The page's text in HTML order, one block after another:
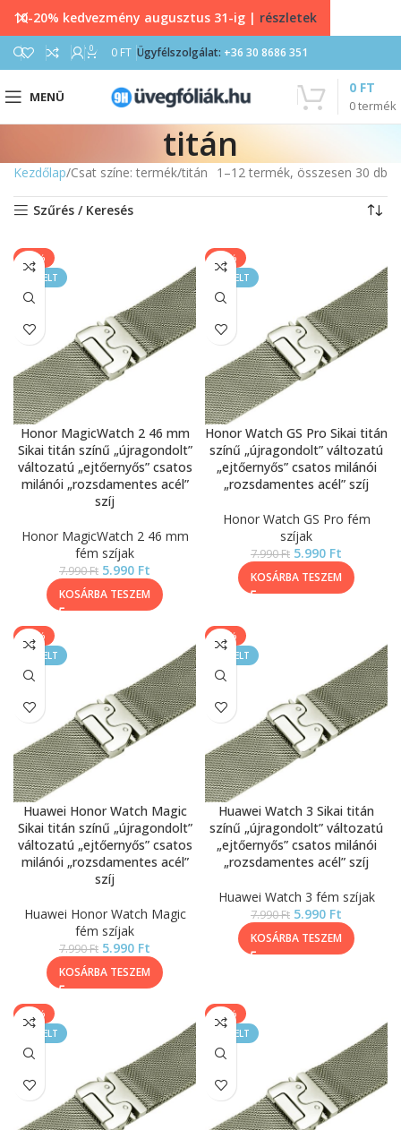
0 0 FT Ügyfélszolgálat: +36 30 8686 351
MENÜ
0termék
0 FT
titán
Kezdőlap Csat színe: termék titán 1–12 termék, összesen 30 db
Szűrés / Keresés
-25%
KIEMELT
Honor MagicWatch 2 46 mm
Sikai titán színű „újragondolt”
változatú „ejtőernyős” csatos
milánói „rozsdamentes acél”
szíj
Honor MagicWatch 2 46 mm
fém szíjak
7.990Ft 5.990 Ft
KOSÁRBA TESZEM
-25%
KIEMELT
Honor Watch GS Pro Sikai titán
színű „újragondolt” változatú
„ejtőernyős” csatos milánói
„rozsdamentes acél” szíj
Honor Watch GS Pro fém
szíjak
7.990Ft 5.990 Ft
KOSÁRBA TESZEM
-25%
KIEMELT
Huawei Honor Watch Magic
Sikai titán színű „újragondolt”
változatú „ejtőernyős” csatos
milánói „rozsdamentes acél”
szíj
Huawei Honor Watch Magic
fém szíjak
7.990Ft 5.990 Ft
KOSÁRBA TESZEM
-25%
KIEMELT
Huawei Watch 3 Sikai titán
színű „újragondolt” változatú
„ejtőernyős” csatos milánói
„rozsdamentes acél” szíj
Huawei Watch 3 fém szíjak
7.990Ft 5.990 Ft
KOSÁRBA TESZEM
-25%
KIEMELT
-25%
KIEMELT
10-20% kedvezmény augusztus 31-ig | részletek